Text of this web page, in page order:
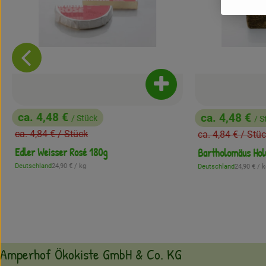
, Preis:
ca. 4,48 € / Stück
, Alter Preis:
ca. 4,84 €/ Stück
Edler Weisser Rosé 180g
, Herkunft:
Deutschland, Referenzpreis:
24,90 € / kg
Produkt zum Warenkorb
, Preis:
ca. 4,48 € /
, Alter Preis:
ca. 4,84 €/
Bartholomäus
, Herkunft:
Deutschland,24,90 € /
Amperhof Ökokiste GmbH & Co. KG